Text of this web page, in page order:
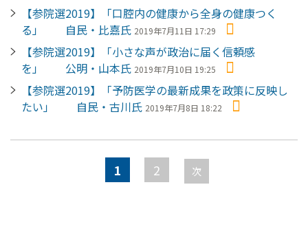
【参院選2019】「口腔内の健康から全身の健康つく
る」 自民・比嘉氏 2019年7月11日 17:29
【参院選2019】「小さな声が政治に届く信頼感
を」 公明・山本氏 2019年7月10日 19:25
【参院選2019】「予防医学の最新成果を政策に反映し
たい」 自民・古川氏 2019年7月8日 18:22
ペ
1 2 次